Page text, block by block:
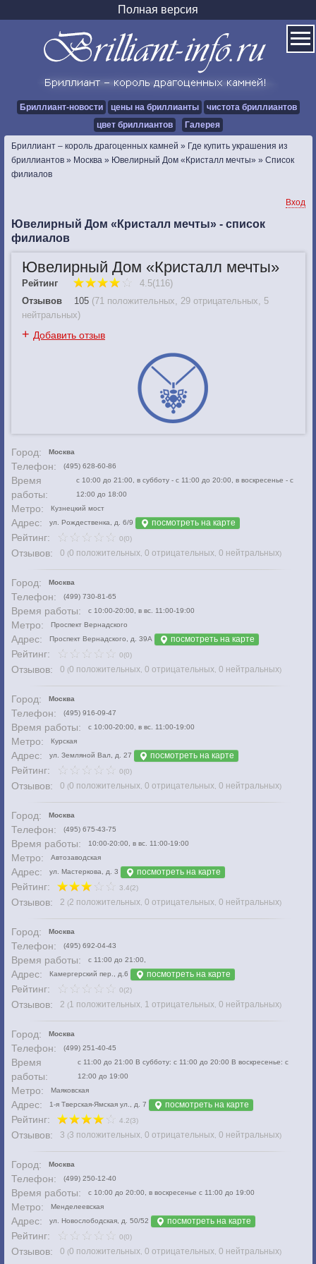
Полная версия
Бриллиант-новости цены на бриллианты
чистота бриллиантов
цвет бриллиантов
Галерея
Бриллиант – король драгоценных камней » Где купить украшения из
бриллиантов » Москва » Ювелирный Дом «Кристалл мечты» » Cписок
филиалов
Вход
Ювелирный Дом «Кристалл мечты» - список
филиалов
Ювелирный Дом «Кристалл мечты»
Рейтинг
4.5(116)
Отзывов
105 (71 положительных, 29 отрицательных, 5
нейтральных)
+ Добавить отзыв
Город: Москва
Телефон: (495) 628-60-86
Время
работы:
с 10:00 до 21:00, в субботу - с 11:00 до 20:00, в воскресенье - с
12:00 до 18:00
Метро: Кузнецкий мост
Адрес: ул. Рождественка, д. 6/9 посмотреть на карте
Рейтинг: 0(0)
Отзывов: 0 (0 положительных, 0 отрицательных, 0 нейтральных)
Город: Москва
Телефон: (499) 730-81-65
Время работы: с 10:00-20:00, в вс. 11:00-19:00
Метро: Проспект Вернадского
Адрес: Проспект Вернадского, д. 39А посмотреть на карте
Рейтинг: 0(0)
Отзывов: 0 (0 положительных, 0 отрицательных, 0 нейтральных)
Город: Москва
Телефон: (495) 916-09-47
Время работы: с 10:00-20:00, в вс. 11:00-19:00
Метро: Курская
Адрес: ул. Земляной Вал, д. 27 посмотреть на карте
Рейтинг: 0(0)
Отзывов: 0 (0 положительных, 0 отрицательных, 0 нейтральных)
Город: Москва
Телефон: (495) 675-43-75
Время работы: 10:00-20:00, в вc. 11:00-19:00
Метро: Автозаводская
Адрес: ул. Мастеркова, д. 3 посмотреть на карте
Рейтинг: 3.4(2)
Отзывов: 2 (2 положительных, 0 отрицательных, 0 нейтральных)
Город: Москва
Телефон: (495) 692-04-43
Время работы: с 11:00 до 21:00,
Адрес: Камергерский пер., д.6 посмотреть на карте
Рейтинг: 0(2)
Отзывов: 2 (1 положительных, 1 отрицательных, 0 нейтральных)
Город: Москва
Телефон: (499) 251-40-45
Время
работы:
с 11:00 до 21:00 В субботу: с 11:00 до 20:00 В воскресенье: с
12:00 до 19:00
Метро: Маяковская
Адрес: 1-я Тверская-Ямская ул., д. 7 посмотреть на карте
Рейтинг: 4.2(3)
Отзывов: 3 (3 положительных, 0 отрицательных, 0 нейтральных)
Город: Москва
Телефон: (499) 250-12-40
Время работы: с 10:00 до 20:00, в воскресенье с 11:00 до 19:00
Метро: Менделеевская
Адрес: ул. Новослободская, д. 50/52 посмотреть на карте
Рейтинг: 0(0)
Отзывов: 0 (0 положительных, 0 отрицательных, 0 нейтральных)